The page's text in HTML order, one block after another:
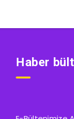
Haber